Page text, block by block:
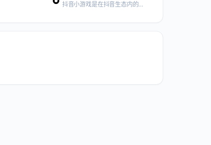
抖音小游戏是在抖音生态内的游戏产品，可以支持众多抖音系app渠道展示，具有无需下载、即点即玩的便捷属性，天然具备抖音特色的分发能力，灵活的短视频、商业化投广、直播等分发能力，为游戏带来多样的流量获取方式，帮助合作伙伴探索更多游戏商业化收入路径。